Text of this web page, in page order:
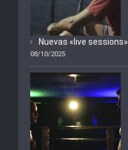
Nuevas «live sessions»
08/10/2025